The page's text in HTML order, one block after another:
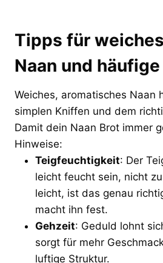
Tipps für
Naan und
Weiches, aromatisches Naan
simplen Kniffen und dem
Damit dein Naan Brot immer
Hinweise:
Teigfeuchtigkeit: Der
leicht feucht sein, nicht
leicht, ist das genau
macht ihn fest.
Gehzeit: Geduld lohnt
sorgt für mehr
luftige Struktur.